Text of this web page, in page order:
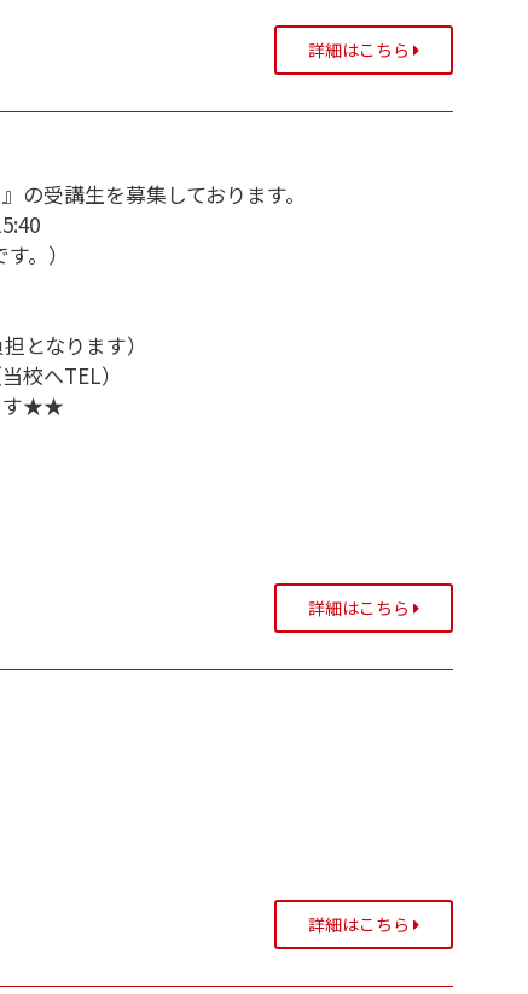
詳細はこちら
の受講生を募集しております。
。）
なります）
へTEL）
す★★
詳細はこちら
詳細はこちら